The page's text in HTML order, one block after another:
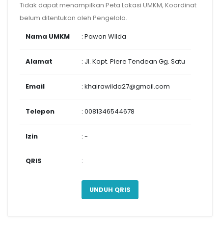
Tidak dapat menampilkan Peta Lokasi UMKM, Koordinat
belum ditentukan oleh Pengelola.
Nama UMKM
: Pawon Wilda
Alamat : Jl. Kapt. Piere Tendean Gg. Satu
Email : khairawilda27@gmail.com
Telepon : 0081346544678
Izin : -
QRIS :
UNDUH QRIS